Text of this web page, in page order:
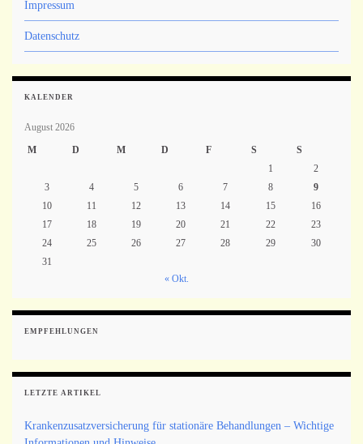
Impressum
Datenschutz
KALENDER
August 2026
M
D M D F S
S
1
2
3
4 5 6 7 8
9
10
11 12 13 14 15
16
17
18 19 20 21 22
23
24
25 26 27 28 29
30
31
« Okt.
EMPFEHLUNGEN
LETZTE ARTIKEL
Krankenzusatzversicherung für stationäre Behandlungen – Wichtige